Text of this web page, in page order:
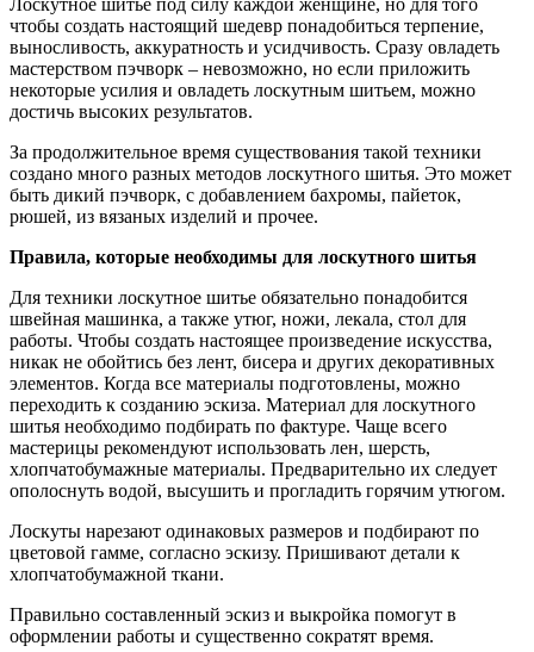
чтобы создать настоящий шедевр понадобиться терпение,
выносливость, аккуратность и усидчивость. Сразу овладеть
мастерством пэчворк – невозможно, но если приложить
некоторые усилия и овладеть лоскутным шитьем, можно
достичь высоких результатов.
За продолжительное время существования такой техники
создано много разных методов лоскутного шитья. Это может
быть дикий пэчворк, с добавлением бахромы, пайеток,
рюшей, из вязаных изделий и прочее.
Правила, которые необходимы для лоскутного шитья
Для техники лоскутное шитье обязательно понадобится
швейная машинка, а также утюг, ножи, лекала, стол для
работы. Чтобы создать настоящее произведение искусства,
никак не обойтись без лент, бисера и других декоративных
элементов. Когда все материалы подготовлены, можно
переходить к созданию эскиза. Материал для лоскутного
шитья необходимо подбирать по фактуре. Чаще всего
мастерицы рекомендуют использовать лен, шерсть,
хлопчатобумажные материалы. Предварительно их следует
ополоснуть водой, высушить и прогладить горячим утюгом.
Лоскуты нарезают одинаковых размеров и подбирают по
цветовой гамме, согласно эскизу. Пришивают детали к
хлопчатобумажной ткани.
Правильно составленный эскиз и выкройка помогут в
оформлении работы и существенно сократят время.